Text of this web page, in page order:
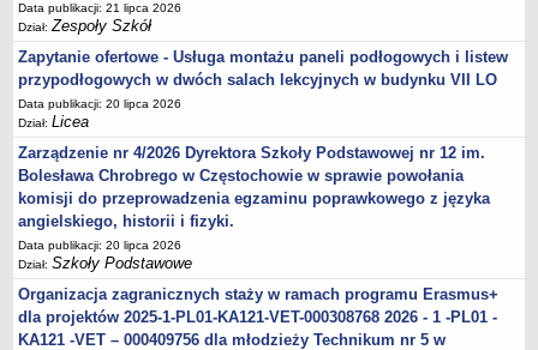
Data publikacji: 21 lipca 2026
Dział:Zespoły Szkół
Zapytanie ofertowe - Usługa montażu paneli podłogowych i listew
przypodłogowych w dwóch salach lekcyjnych w budynku VII LO
Data publikacji: 20 lipca 2026
Dział:Licea
Zarządzenie nr 4/2026 Dyrektora Szkoły Podstawowej nr 12 im.
Bolesława Chrobrego w Częstochowie w sprawie powołania
komisji do przeprowadzenia egzaminu poprawkowego z języka
angielskiego, historii i fizyki.
Data publikacji: 20 lipca 2026
Dział:Szkoły Podstawowe
Organizacja zagranicznych staży w ramach programu Erasmus+
dla projektów 2025-1-PL01-KA121-VET-000308768 2026 - 1 -PL01 -
KA121 -VET – 000409756 dla młodzieży Technikum nr 5 w